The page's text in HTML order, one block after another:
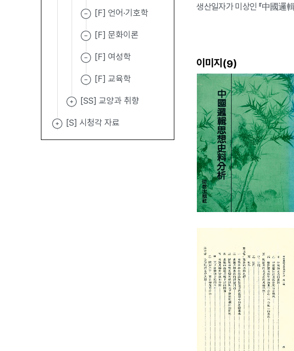
[F] 언어·기호학
[F] 문화이론
[F] 여성학
[F] 교육학
[SS] 교양과 취향
[S] 시청각 자료
생산일자가 미상인 『中國邏
이미지(9)